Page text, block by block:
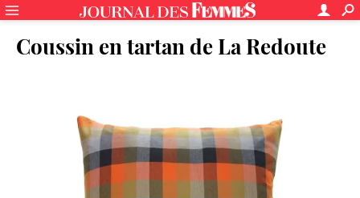
Coussin en tartan de La Redoute